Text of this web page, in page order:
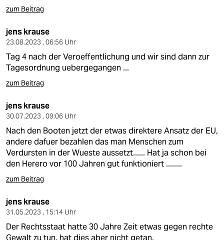
zum Beitrag
jens krause
23.08.2023 , 06:56 Uhr
Tag 4 nach der Veroeffentlichung und wir sind dann zur
Tagesordnung uebergegangen ...
zum Beitrag
jens krause
30.07.2023 , 09:06 Uhr
Nach den Booten jetzt der etwas direktere Ansatz der EU,
andere dafuer bezahlen das man Menschen zum
Verdursten in der Wueste aussetzt...... Hat ja schon bei
den Herero vor 100 Jahren gut funktioniert ........
zum Beitrag
jens krause
31.05.2023 , 15:14 Uhr
Der Rechtsstaat hatte 30 Jahre Zeit etwas gegen rechte
Gewalt zu tun, hat dies aber nicht getan.